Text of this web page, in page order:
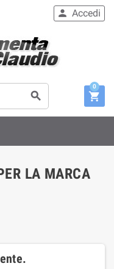

 Accedi

0
LA MARCA